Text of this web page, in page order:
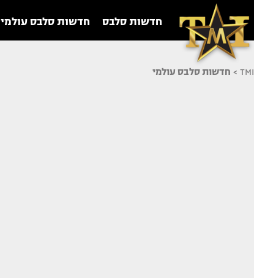
חדשות סלבס חדשות סלבס עולמי
TMI
> חדשות סלבס עולמי